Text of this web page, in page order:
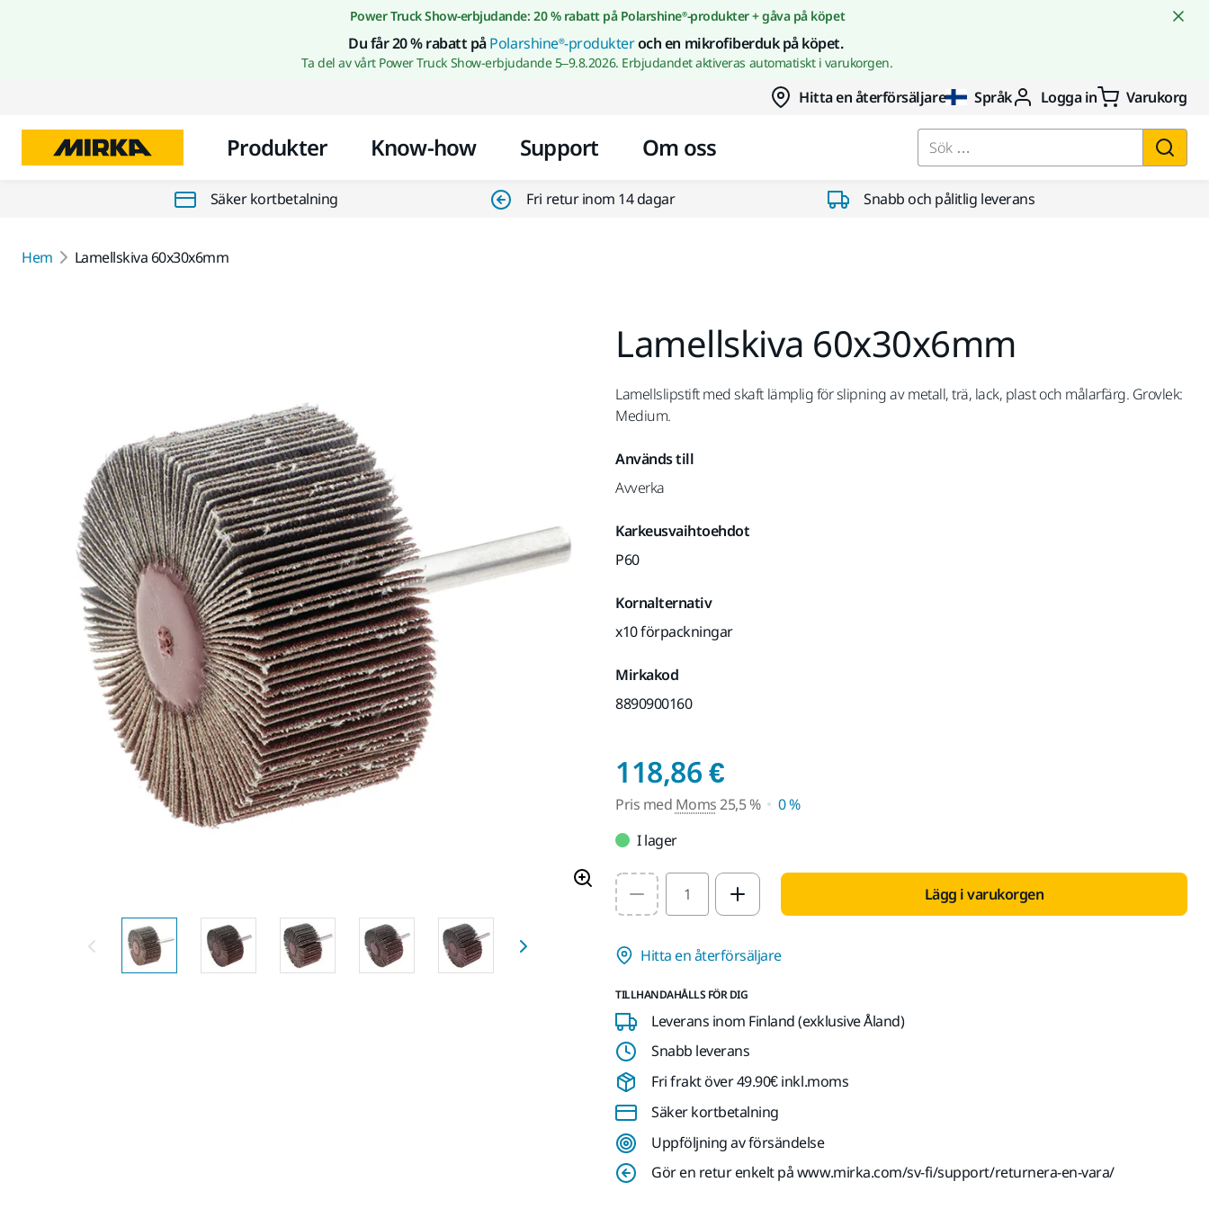
Gå till innehållet
Power Truck Show-erbjudande: 20 % rabatt på Polarshine®-produkter + gåva på köpet
Du får 20 % rabatt påPolarshine®-produkteroch en mikrofiberduk på köpet.
Ta del av vårt Power Truck Show-erbjudande 5–9.8.2026. Erbjudandet aktiveras automatiskt i varukorgen.
Hitta en återförsäljare Språk Logga in Varukorg
Produkter Know-how Support Om oss Sök …
Säker kortbetalning Fri retur inom 14 dagar Snabb och pålitlig leverans
Hem Lamellskiva 60x30x6mm
Lamellskiva 60x30x6mm
Lamellslipstift med skaft lämplig för slipning av metall, trä, lack, plast och målarfärg. Grovlek:
Medium.
Används till
Avverka
Karkeusvaihtoehdot
P60
Kornalternativ
x10 förpackningar
Mirkakod
8890900160
118,86 €Pris med Moms 25,5 %
Pris med Moms25,5 %
0 %
I lager
Select quantity value Lägg i varukorgen
Hitta en återförsäljare
TILLHANDAHÅLLS FÖR DIG
Leverans inom Finland (exklusive Åland)
Snabb leverans
Fri frakt över 49.90€ inkl.moms
Säker kortbetalning
Uppföljning av försändelse
Gör en retur enkelt på www.mirka.com/sv-fi/support/returnera-en-vara/